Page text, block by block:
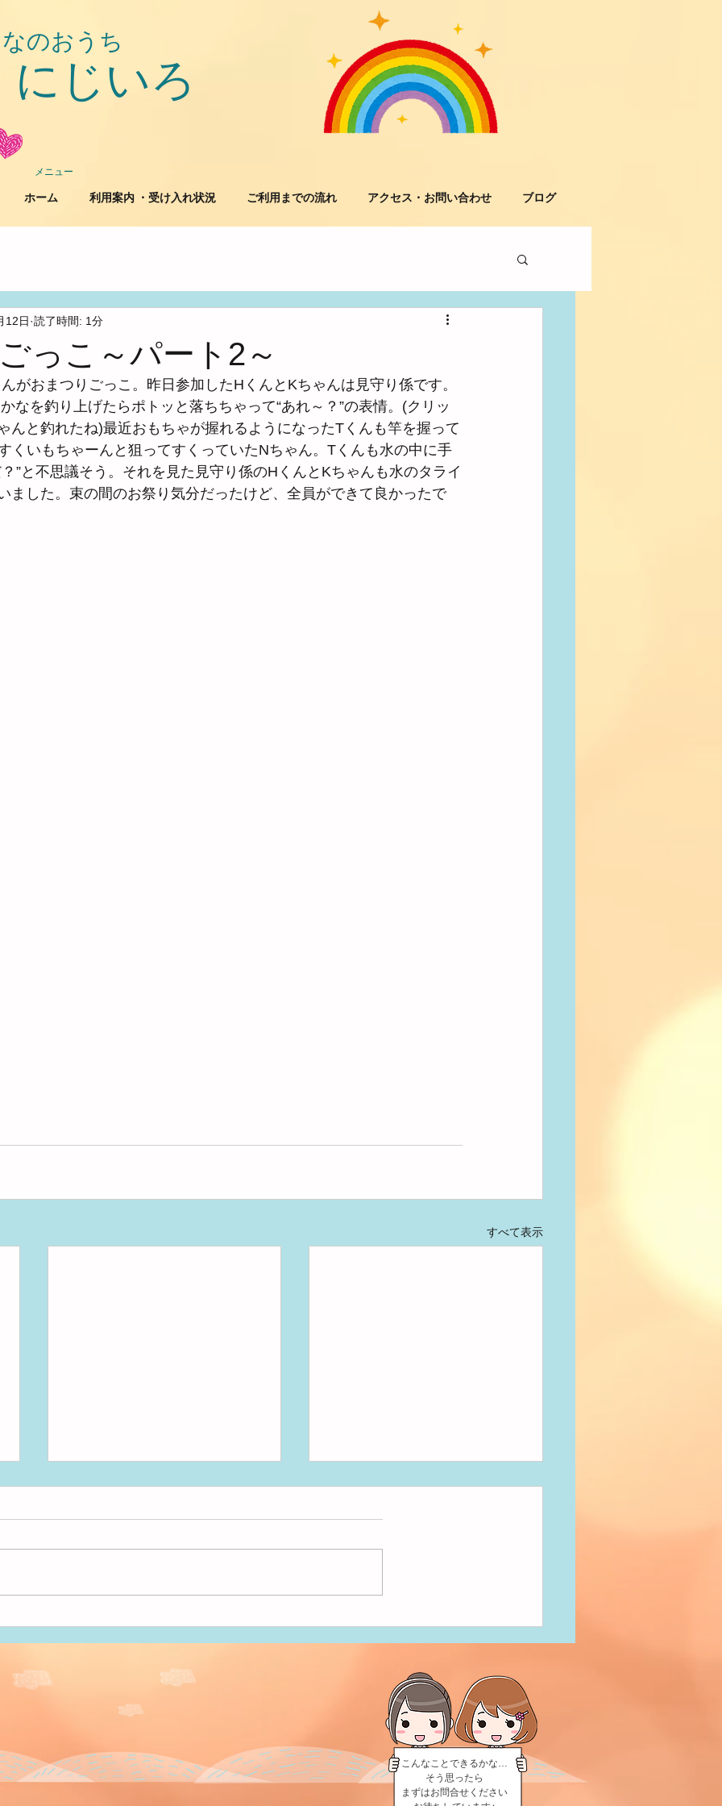
のおうち
にじいろ
ホーム 利用案内 ・受け入れ状況 ご利用までの流れ アクセス・お問い合わせ ブログ
メニュー
っこ～パート2～
12日 読了時間: 1分
がおまつりごっこ。昨日参加したHくんとKちゃんは見守り係です。
なを釣り上げたらポトッと落ちちゃって“あれ～？”の表情。(クリッ
んと釣れたね)最近おもちゃが握れるようになったTくんも竿を握って
くいもちゃーんと狙ってすくっていたNちゃん。Tくんも水の中に手
”と不思議そう。それを見た見守り係のHくんとKちゃんも水のタライ
ました。束の間のお祭り気分だったけど、全員ができて良かったで
すべて表示
こんなことできるかな…
そう思ったら
まずはお問合せください